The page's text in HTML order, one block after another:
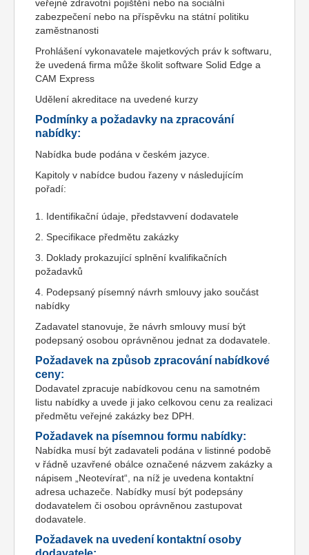
veřejné zdravotní pojištění nebo na sociální
zabezpečení nebo na příspěvku na státní politiku
zaměstnanosti
Prohlášení vykonavatele majetkových práv k softwaru,
že uvedená firma může školit software Solid Edge a
CAM Express
Udělení akreditace na uvedené kurzy
Podmínky a požadavky na zpracování
nabídky:
Nabídka bude podána v českém jazyce.
Kapitoly v nabídce budou řazeny v následujícím
pořadí:
1. Identifikační údaje, představvení dodavatele
2. Specifikace předmětu zakázky
3. Doklady prokazující splnění kvalifikačních
požadavků
4. Podepsaný písemný návrh smlouvy jako součást
nabídky
Zadavatel stanovuje, že návrh smlouvy musí být
podepsaný osobou oprávněnou jednat za dodavatele.
Požadavek na způsob zpracování nabídkové
ceny:
Dodavatel zpracuje nabídkovou cenu na samotném
listu nabídky a uvede ji jako celkovou cenu za realizaci
předmětu veřejné zakázky bez DPH.
Požadavek na písemnou formu nabídky:
Nabídka musí být zadavateli podána v listinné podobě
v řádně uzavřené obálce označené názvem zakázky a
nápisem „Neotevírat“, na níž je uvedena kontaktní
adresa uchazeče. Nabídky musí být podepsány
dodavatelem či osobou oprávněnou zastupovat
dodavatele.
Požadavek na uvedení kontaktní osoby